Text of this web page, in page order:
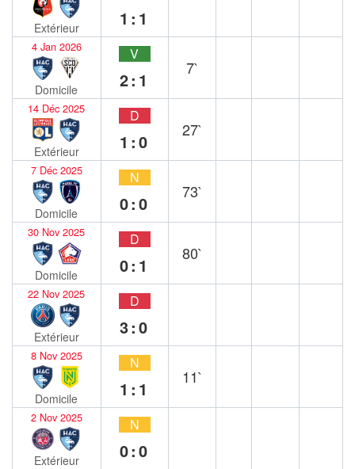
Extérieur 1:1
4 Jan 2026
Domicile
V
2:1
7`
14 Déc 2025
Extérieur
D
1:0
27`
7 Déc 2025
Domicile
N
0:0
73`
30 Nov 2025
Domicile
D
0:1
80`
22 Nov 2025
Extérieur
D
3:0
8 Nov 2025
Domicile
N
1:1
11`
2 Nov 2025
Extérieur
N
0:0